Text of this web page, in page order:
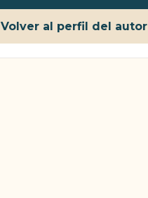
Volver al perfil del autor